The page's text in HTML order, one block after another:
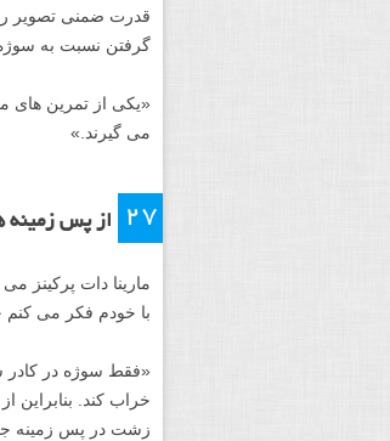
سادگی را حفظ
سعی نکنید المان
دو نقطه جذابیت در
۲۵ درگیر